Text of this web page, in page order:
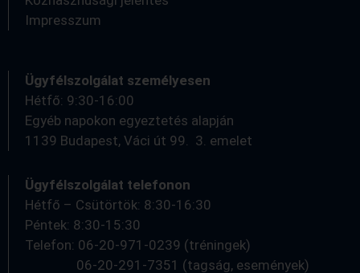
Impresszum
Ügyfélszolgálat személyesen
Hétfő: 9:30-16:00
Egyéb napokon egyeztetés alapján
1139 Budapest, Váci út 99. 3. emelet
Ügyfélszolgálat telefonon
Hétfő – Csütörtök: 8:30-16:30
Péntek: 8:30-15:30
Telefon: 06-20-971-0239 (tréningek)
06-20-291-7351 (tagság, események)